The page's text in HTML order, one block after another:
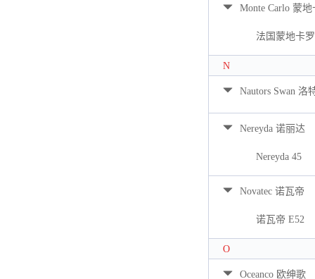
Monte Carlo 蒙地
法国蒙地卡
N
Nautors Swan 洛
Nereyda 诺丽达
Nereyda 45
Novatec 诺瓦帝
诺瓦帝 E52
O
Oceanco 欧绅歌